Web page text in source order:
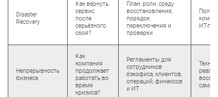
Disaster
Recovery
Как вернуть
сервис
после
серьёзного
сбоя?
План, роли, среду
восстановления,
порядок
переключения и
проверки
ИТ-
Непрерывность
бизнеса
Как
компания
продолжает
работать во
время
кризиса?
Регламенты для
сотрудников
бэкофиса, клиентов,
операций, финансов
и ИТ
сама